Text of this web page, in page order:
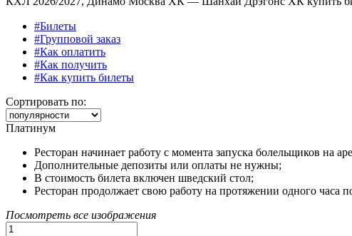
#Билеты
#Групповой заказ
#Как оплатить
#Как получить
#Как купить билеты
Сортировать по:
Платинум
Ресторан начинает работу с момента запуска болельщиков на
Дополнительные депозиты или оплаты не нужны;
В стоимость билета включен шведский стол;
Ресторан продолжает свою работу на протяжении одного часа
Посмотреть все изображения